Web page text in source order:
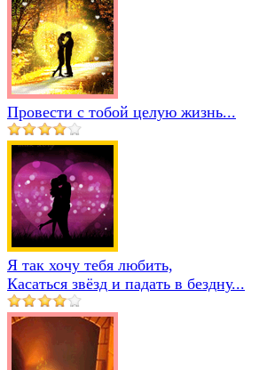
Провести с тобой целую жизнь...
Я так хочу тебя любить,
Касаться звёзд и падать в бездну...